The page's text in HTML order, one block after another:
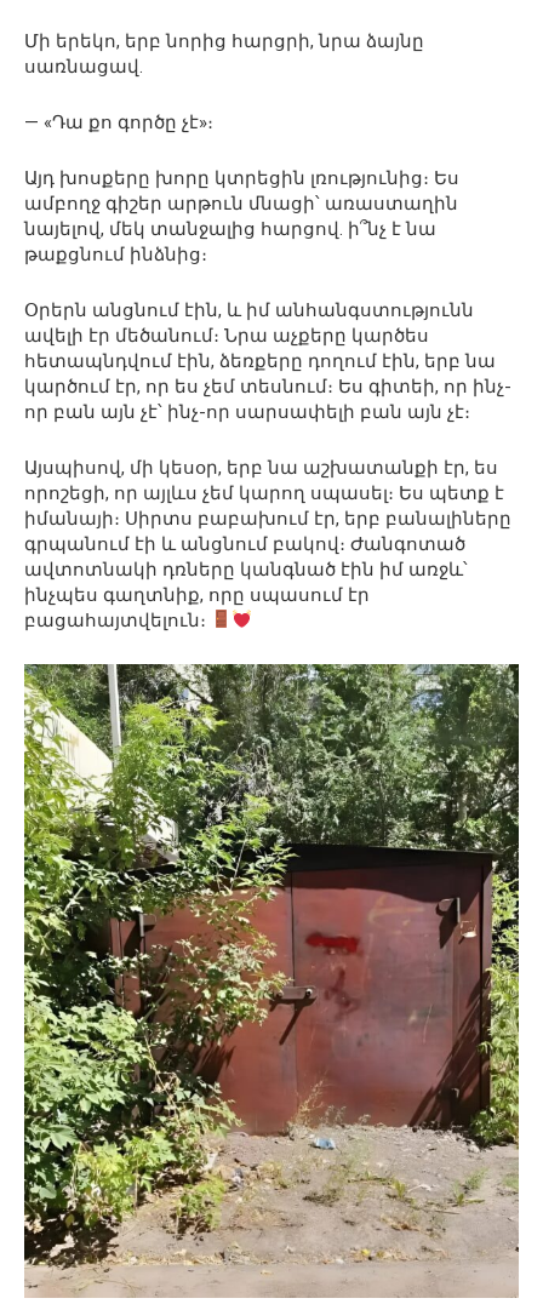
Մի երեկո, երբ նորից հարցրի, նրա ձայնը
սառնացավ.
— «Դա քո գործը չէ»։
Այդ խոսքերը խորը կտրեցին լռությունից։ Ես
ամբողջ գիշեր արթուն մնացի՝ առաստաղին
նայելով, մեկ տանջալից հարցով. ի՞նչ է նա
թաքցնում ինձնից։
Օրերն անցնում էին, և իմ անհանգստությունն
ավելի էր մեծանում։ Նրա աչքերը կարծես
հետապնդվում էին, ձեռքերը դողում էին, երբ նա
կարծում էր, որ ես չեմ տեսնում։ Ես գիտեի, որ ինչ-
որ բան այն չէ՝ ինչ-որ սարսափելի բան այն չէ։
Այսպիսով, մի կեսօր, երբ նա աշխատանքի էր, ես
որոշեցի, որ այլևս չեմ կարող սպասել։ Ես պետք է
իմանայի։ Սիրտս բաբախում էր, երբ բանալիները
գրպանում էի և անցնում բակով։ Ժանգոտած
ավտոտնակի դռները կանգնած էին իմ առջև՝
ինչպես գաղտնիք, որը սպասում էր
բացահայտվելուն։